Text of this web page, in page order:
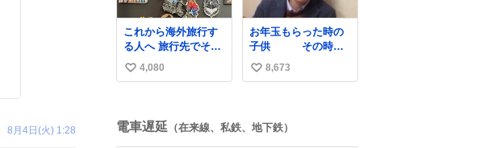
8月4日(火) 1:28
ーほっとした！ 杉床
を採用しようとして
いる方々へ忠告で
す。杉床は乾燥パス
タに負けます。豆腐
くらいやわやわで
これから海外旅行す
る人へ 旅行先でその
国や都市を象徴する
マグネットを買って
国回ったけど、旅行
先で必ずマグネット
い
数
4,080
お年玉もらった時の
子供 その時の
親
い
数
8,673
電車遅延 （在来線、私鉄、地下鉄）